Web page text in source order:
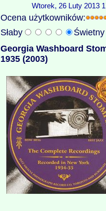
Wtorek, 26 Luty 2013
Ocena użytkowników:
Słaby
Georgia Washboard
1935 (2003)